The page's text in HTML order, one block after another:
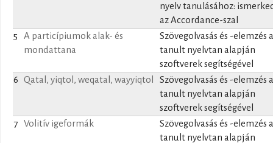
nyelv tanulásához:
az Accordance-szal
5
A particípiumok alak- és
mondattana
Szövegolvasás és -elemzés a
tanult nyelvtan alapján
szoftverek segítségével
6
Qatal, yiqtol, weqatal, wayyiqtol
Szövegolvasás és -elemzés a
tanult nyelvtan alapján
szoftverek segítségével
7
Volitív igeformák
Szövegolvasás és -elemzés a
tanult nyelvtan alapján